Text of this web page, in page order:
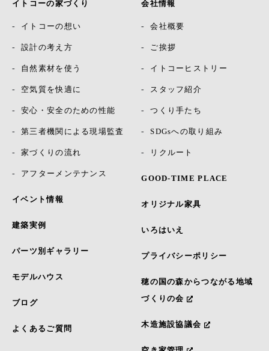
イトコーの家づくり
イトコーの想い
設計の考え方
自然素材を使う
空気質を快適に
安心・安全のための性能
第三者機関による現場監査
家づくりの流れ
アフターメンテナンス
イベント情報
建築実例
パーツ別ギャラリー
モデルハウス
ブログ
よくあるご質問
会社情報
会社概要
ご挨拶
イトコーヒストリー
スタッフ紹介
つくり手たち
SDGsへの取り組み
リクルート
GOOD-TIME PLACE
オリジナル家具
いろはいえ
プライバシーポリシー
穂の国の森からつながる地域
づくりの会
木造施設協議会